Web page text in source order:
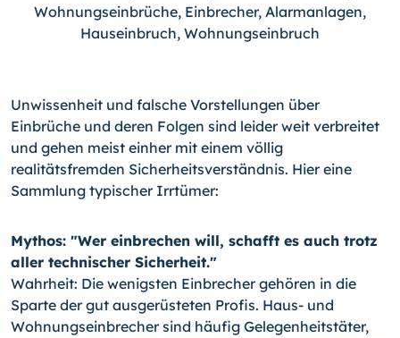
Unwissenheit und falsche Vorstellungen über
Einbrüche und deren Folgen sind leider weit verbreitet
und gehen meist einher mit einem völlig
realitätsfremden Sicherheitsverständnis. Hier eine
Sammlung typischer Irrtümer:
Mythos: "Wer einbrechen will, schafft es auch trotz
aller technischer Sicherheit."
Wahrheit: Die wenigsten Einbrecher gehören in die
Sparte der gut ausgerüsteten Profis. Haus- und
Wohnungseinbrecher sind häufig Gelegenheitstäter,